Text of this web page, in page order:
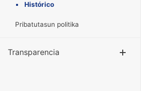
Histórico
Pribatutasun politika
Transparencia